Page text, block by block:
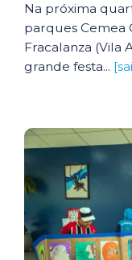
Na próxima
parques Cemea
Fracalanza (Vila
grande festa...